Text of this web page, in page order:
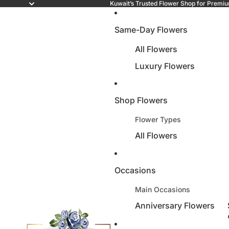
Kuwait’s Trusted Flower Shop for
Same-Day Flowers
All Flowers
Luxury Flowers
New Arrivals
On Sale
Flowers Under 10 KWD
Flowers 25 KWD - 50
Shop Flowers
Flower Types
All Flowers
Tulips
Lilies
Sun Flowers
Occasions
Main Occasions
Anniversary Flowers